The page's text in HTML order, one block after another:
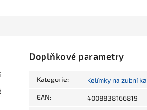
Doplňkové parametry
Kategorie: Kelímky na zubní
EAN: 4008838166819